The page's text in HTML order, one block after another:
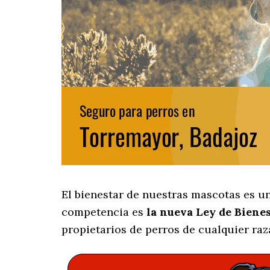
El bienestar de nuestras mascotas es
competencia es la nueva Ley de
propietarios de perros de cualquier